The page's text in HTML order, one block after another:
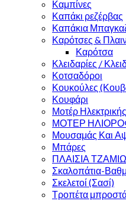
Καμπίνες
Καπάκι ρεζέρβας
Καπάκια
Καρότσες &
Καρότσα
Κλειδαρίες /
Κοτσαδόροι
Κουκούλες
Κουφάρι
Μοτέρ
ΜΟΤΕΡ
Μουσαμάς Και
Μπάρες
ΠΛΑΙΣΙΑ
Σκαλοπάτια-
Σκελετοί (Σασί)
Τροπέτα